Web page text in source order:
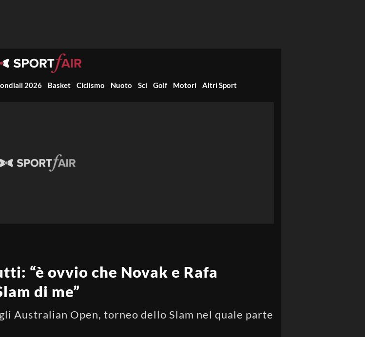
2026 Basket Ciclismo Nuoto Sci Golf Motori Altri Sport
“è ovvio che Novak e Rafa
di me”
Australian Open, torneo dello Slam nel quale parte